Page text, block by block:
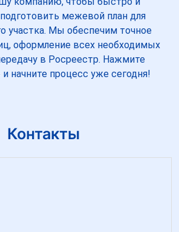
межевой план для
участка. Мы обеспечим точное
оформление всех необходимых
в Росреестр. Нажмите
и начните процесс уже сегодня!
Контакты